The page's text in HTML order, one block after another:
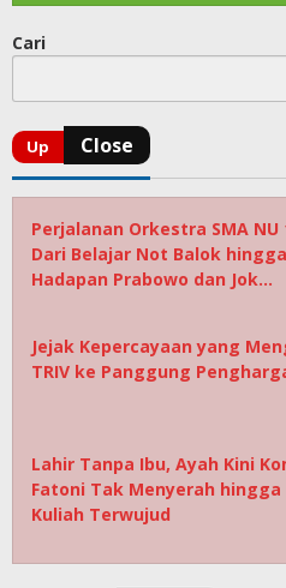
Cari
Perjalanan Orkestra SMA NU
Dari Belajar Not Balok
Hadapan Prabowo dan Jok…
Jejak Kepercayaan yang
TRIV ke Panggung
Lahir Tanpa Ibu, Ayah Kini
Fatoni Tak Menyerah hingga
Kuliah Terwujud